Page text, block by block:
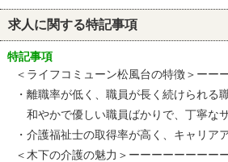
求人に関する特記事項
特記事項
＜ライフコミューン松風台の特徴＞ーー
・離職率が低く、職員が長く続けられる
和やかで優しい職員ばかりで、丁寧な
・介護福祉士の取得率が高く、キャリア
＜木下の介護の魅力＞ーーーーーーーー